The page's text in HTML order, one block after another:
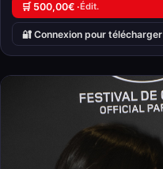
🛒 500,00€ ·Édit.
🔐 Connexion pour télécharger